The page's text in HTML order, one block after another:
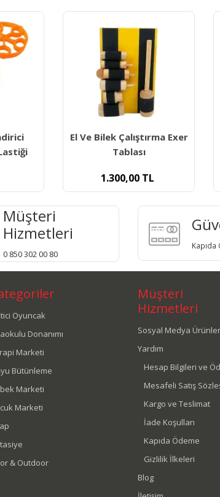
El Ve Bilek Çalıştırma Exer
Tablası
1.300,00 TL
Müşteri
Hizmetleri
0 850 302 00 80
Kapıda
Oyuncak
Donanımı
Marketi
Bütünleme
Marketi
Marketi
& Outdoor
Müşteri
Hizmetleri
Sosyal Medya
Yardım
Hesap Bilgileri ve
Mesafeli Satış
Kargo ve Teslimat
İade Koşulları
Kapıda Ödeme
Gizlilik İlkeleri
Blog